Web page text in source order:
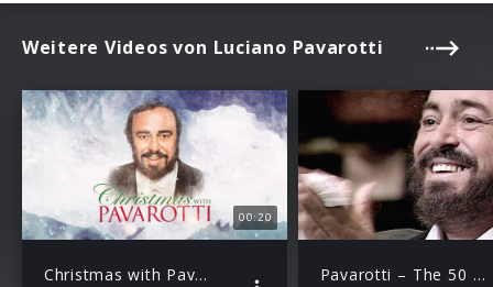
Weitere Videos von Luciano Pavarotti
00:20
Christmas with Pavarotti (Teaser) Pavarotti – The 50 Greatest Tracks